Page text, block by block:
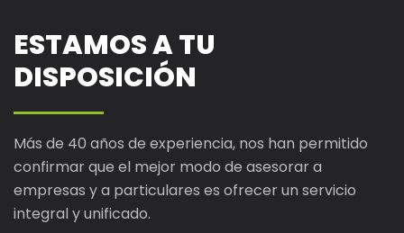
ESTAMOS A TU
DISPOSICIÓN
Más de 40 años de experiencia, nos han permitido
confirmar que el mejor modo de asesorar a
empresas y a particulares es ofrecer un servicio
integral y unificado.